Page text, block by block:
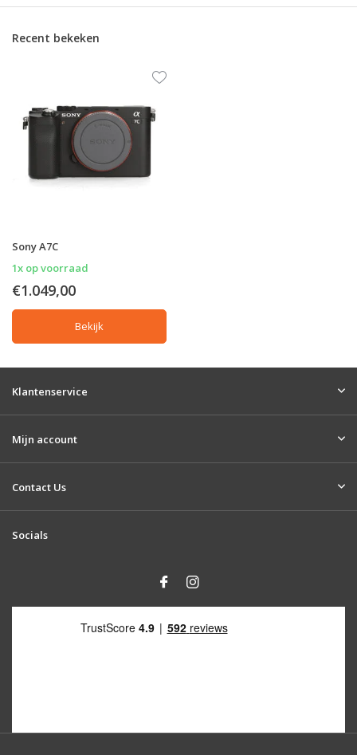
Recent bekeken
Sony A7C
1x op voorraad
€1.049,00
Bekijk
Klantenservice
Mijn account
Contact Us
Socials